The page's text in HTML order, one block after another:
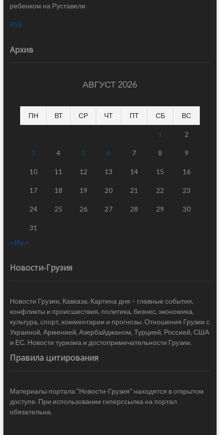
ребенком на Руставели
RSS
Архив
АВГУСТ 2026
ПН ВТ СР ЧТ ПТ СБ ВС
1 2
3 4 5 6 7 8 9
10 11 12 13 14 15 16
17 18 19 20 21 22 23
24 25 26 27 28 29 30
31
« Июл
Новости-Грузия
Новости Грузии, Кавказа. Картина дня – главные события,
конфликты и происшествия, политика, бизнес, экономика,
культура, спорт, комментарии и прогнозы. Отношения Грузии с
Украиной, Арменией, Азербайджаном, Турцией, Россией, США
и ЕС. Новости туризма и достопримечательности Грузии.
Правила цитирования
Материалы портала "Новости-Грузия" находятся в открытом
доступе. При использовании гиперссылка на портал
обязательна.